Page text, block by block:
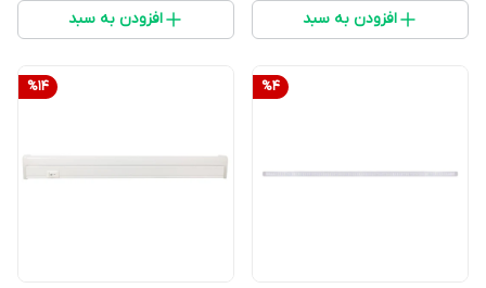
افزودن به سبد افزودن به سبد
%4
%14